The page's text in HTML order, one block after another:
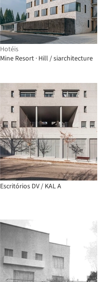
Hotéis
Mine Resort · Hill / siarchitecture
Escritórios DV / KAL A